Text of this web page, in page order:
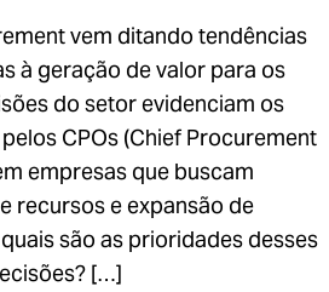
vem ditando tendências
à geração de valor para os
do setor evidenciam os
CPOs (Chief Procurement
empresas que buscam
recursos e expansão de
são as prioridades desses
[…]